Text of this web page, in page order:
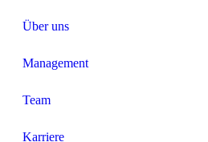
Über uns
Management
Team
Karriere